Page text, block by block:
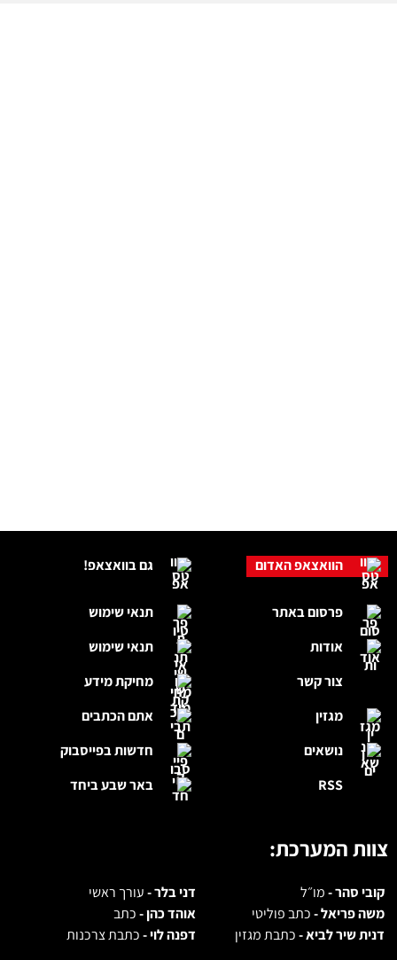
גם בוואצאפ!
תנאי שימוש
תנאי שימוש
מחיקת מידע
אתם הכתבים
חדשות בפייסבוק
באר שבע ביחד
הוואצאפ האדום
פרסום באתר
אודות
צור קשר
מגזין
נושאים
RSS
צוות המערכת:
קובי סהר -מו״ל דני בלר -עורך ראשי
משה פריאל -כתב פוליטי אוהד כהן -כתב
דנית שיר לביא -כתבת מגזין דפנה לוי -כתבת צרכנות